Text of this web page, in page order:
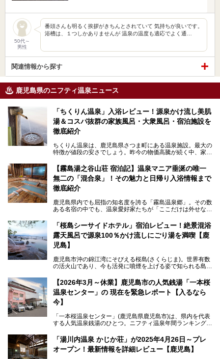
50代～
男性
番頭さんも明るく挨拶がきちんとされていて 気持ちが良いです。
浴槽は、１つしかありませんが 温泉の温度も適応でよく通…
関連情報から探す
鹿児島県のニフティ温泉ニュース
「ちくりん温泉」入浴レビュー！源泉かけ流し美肌
湯＆コスパ抜群の家族風呂・大衆風呂・宿泊施設を
徹底紹介
ちくりん温泉は、鹿児島県さつま町にある温泉施設。最大の
特徴が値段の安さでしょう。昨今の物価高騰が続く中、家族
4,000円～、と驚くべき価格を維持。
さらに、源泉100％かけ流しのツルツル美肌湯を堪能できる
点にも注目すべき。30年以上全国の温泉を巡った筆者の経
験上、穴場中の穴場と言っても決して過言ではありません。
今回は「ちくりん温泉」の家族風呂・大衆風呂・宿泊施設に
ついて、徹底レビューします！
【霧島湯之谷山荘 宿泊記】温泉マニア垂涎の唯一
無二の「混合泉」！その魅力と日帰り入浴情報まで
徹底紹介
鹿児島県内でも屈指の知名度を誇る「霧島温泉郷」。その数
ある名宿の中でも、温泉愛好家たちが「ここだけは外せな
山荘）」です。
最大の魅力は、ここでしか体験できない絶妙なバランスの
「自噴混合泉」。今回は、その極上の湯を心ゆくまで堪能す
べく宿泊し、実際に感じたお湯のちからと宿の魅力を詳しく
レポートします。
また、気軽に立ち寄りたい方のための「日帰り入浴情報」も
併せて解説。温泉マニアをも唸らせる“生きたお湯”の正体に
迫ります。
「桜島シーサイドホテル」宿泊レビュー！絶景混浴
露天風呂で源泉100％かけ流しにごり湯を満喫【鹿
児島】
鹿児島市沖の錦江湾にそびえる桜島(さくらじま)。世界有数
の活火山であり、今も活発に噴煙を上げる姿で知られる島で
ートホテル。最大の魅力が、錦江湾に面した絶景混浴露天風
呂でしょう。源泉100％かけ流しのにごり湯は、多くの温泉
ファンを魅了する存在です。
今回筆者自ら宿泊。桜島シーサイドホテルの“温泉”はじめ、
食事やアクセスなど詳細レビューします。
【2026年3月～休業】鹿児島市の人気銭湯「一本桜
温泉センター」の 現在を緊急レポート【入るなら
今】
「一本桜温泉センター」(鹿児島県鹿児島市)は、県内を代表
する人気温泉銭湯のひとつ。ニフティ温泉年間ランキング2
営業なので、就寝前の入浴や寝起き一番の朝湯など利便性が
抜群！ 多くの常連客やファンでいつも賑わっています。し
かし建物の老朽化に伴い、2026年2月28日24時をもって休
「湯川内温泉 かじか荘」が2025年4月26日～プレ
オープン！最新情報を詳細レビュー【鹿児島】